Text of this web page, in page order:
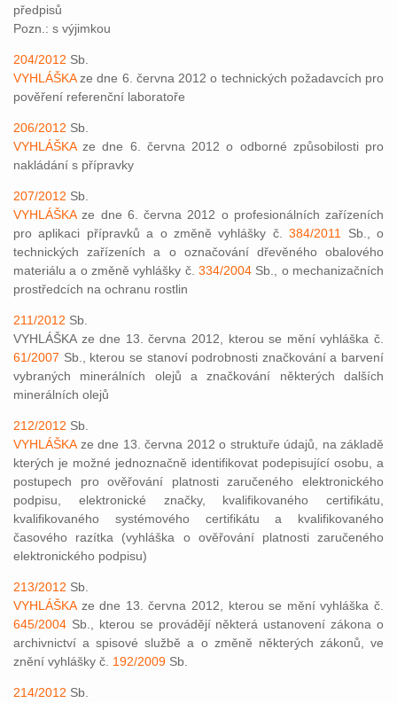
předpisů
Pozn.: s výjimkou
204/2012 Sb.
VYHLÁŠKAze dne 6. června 2012 o technických požadavcích pro
pověření referenční laboratoře
206/2012 Sb.
VYHLÁŠKAze dne 6. června 2012 o odborné způsobilosti pro
nakládání s přípravky
207/2012 Sb.
VYHLÁŠKAze dne 6. června 2012 o profesionálních zařízeních
pro aplikaci přípravků a o změně vyhlášky č.384/2011
Sb., o
technických zařízeních a o označování dřevěného obalového
materiálu a o změně vyhlášky č. 334/2004 Sb., o mechanizačních
prostředcích na ochranu rostlin
211/2012 Sb.
VYHLÁŠKA ze dne 13. června 2012, kterou se mění vyhláška č.
61/2007 Sb., kterou se stanoví podrobnosti značkování a barvení
vybraných minerálních olejů a značkování některých dalších
minerálních olejů
212/2012 Sb.
VYHLÁŠKAze dne 13. června 2012 o struktuře údajů, na základě
kterých je možné jednoznačně identifikovat podepisující osobu, a
postupech pro ověřování platnosti zaručeného elektronického
podpisu, elektronické značky, kvalifikovaného certifikátu,
kvalifikovaného systémového certifikátu a kvalifikovaného
časového razítka (vyhláška o ověřování platnosti zaručeného
elektronického podpisu)
213/2012 Sb.
VYHLÁŠKAze dne 13. června 2012, kterou se mění vyhláška č.
645/2004 Sb., kterou se provádějí některá ustanovení zákona o
archivnictví a spisové službě a o změně některých zákonů, ve
znění vyhlášky č. 192/2009 Sb.
214/2012 Sb.